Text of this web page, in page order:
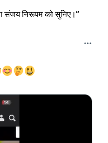
संजय निरूपम को सुनिए।”